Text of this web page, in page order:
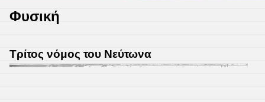
Φυσική
Τρίτος νόμος του Νεύτωνα